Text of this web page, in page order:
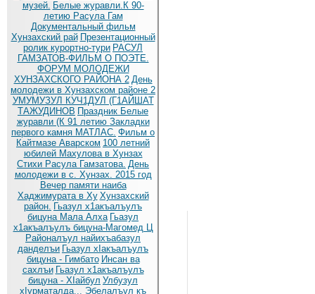
музей. Белые журавли.К 90-
летию Расула Гам
Документальный фильм
Хунзахский рай Презентационный
ролик курортно-тури РАСУЛ
ГАМЗАТОВ-ФИЛЬМ О ПОЭТЕ.
ФОРУМ МОЛОДЕЖИ
ХУНЗАХСКОГО РАЙОНА 2 День
молодежи в Хунзахском районе 2
УМУМУЗУЛ КУЧ1ДУЛ (Г1АЙШАТ
ТАЖУДИНОВ Праздник Белые
журавли (К 91 летию Закладки
первого камня МАТЛАС. Фильм о
Кайтмазе Аварском 100 летний
юбилей Махулова в Хунзах
Стихи Расула Гамзатова. День
молодежи в с. Хунзах. 2015 год
Вечер памяти наиба
Хаджимурата в Ху Хунзахский
район. Гьазул х1акъалъулъ
бицуна Мала Алха Гьазул
х1акъалъулъ бицуна-Магомед Ц
Районалъул найихъабазул
данделъи Гьазул хIакъалъулъ
бицуна - Гимбато Инсан ва
сахлъи Гьазул х1акъалъулъ
бицуна - ХIайбул Улбузул
хIурматалда... Эбелалъул къ